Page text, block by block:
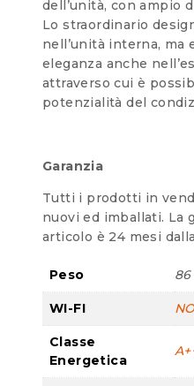
dell’unità, con ampio
Lo straordinario
nell’unità interna, ma
eleganza anche
attraverso cui è
potenzialità del
Garanzia
Tutti i prodotti in
nuovi ed imballati. La
articolo è 24 mesi
Peso
WI-FI
Classe
Energetica